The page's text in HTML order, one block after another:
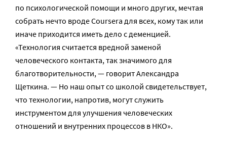
по психологической помощи и много других, мечтая
собрать нечто вроде Coursera для всех, кому так или
иначе приходится иметь дело с деменцией.
«Технология считается вредной заменой
человеческого контакта, так значимого для
благотворительности, — говорит Александра
Щеткина. — Но наш опыт со школой свидетельствует,
что технологии, напротив, могут служить
инструментом для улучшения человеческих
отношений и внутренних процессов в НКО».